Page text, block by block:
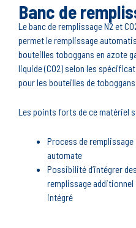
Banc de
Le banc de remplissage N2 et
permet le remplissage
bouteilles toboggans en azote
liquide (CO2) selon les
pour les bouteilles de
Les points forts de ce matériel
Process de
automate
Possibilité d’intégrer
remplissage
intégré